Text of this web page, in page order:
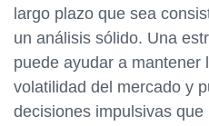
largo plazo que sea
un análisis sólido. Una
puede ayudar a mantener
volatilidad del mercado y
decisiones impulsivas